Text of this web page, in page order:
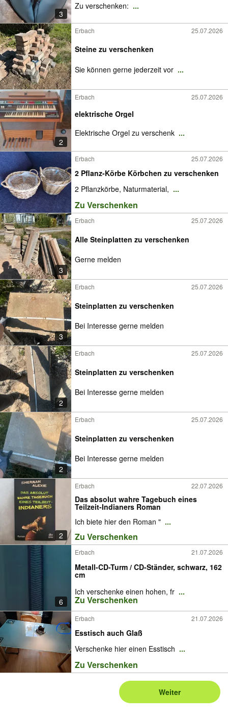
3
Zu verschenken: ...
Erbach 25.07.2026
Steine zu verschenken
Sie können gerne jederzeit vor ...
2
Erbach 25.07.2026
elektrische Orgel
Elektrische Orgel zu verschenk ...
Erbach 25.07.2026
2 Pflanz-Körbe Körbchen zu verschenken
2 Pflanzkörbe, Naturmaterial, ...
Zu Verschenken
3
Erbach 25.07.2026
Alle Steinplatten zu verschenken
Gerne melden
3
Erbach 25.07.2026
Steinplatten zu verschenken
Bei Interesse gerne melden
2
Erbach 25.07.2026
Steinplatten zu verschenken
Bei Interesse gerne melden
2
Erbach 25.07.2026
Steinplatten zu verschenken
Bei Interesse gerne melden
2
Erbach 22.07.2026
Das absolut wahre Tagebuch eines
Teilzeit-Indianers Roman
Ich biete hier den Roman " ...
Zu Verschenken
6
Erbach 21.07.2026
Metall-CD-Turm / CD-Ständer, schwarz, 162
cm
Ich verschenke einen hohen, fr ...
Zu Verschenken
Erbach 21.07.2026
Esstisch auch Glaß
Verschenke hier einen Esstisch ...
Zu Verschenken
Weiter